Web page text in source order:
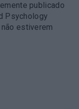
publicado
Psychology
estiverem